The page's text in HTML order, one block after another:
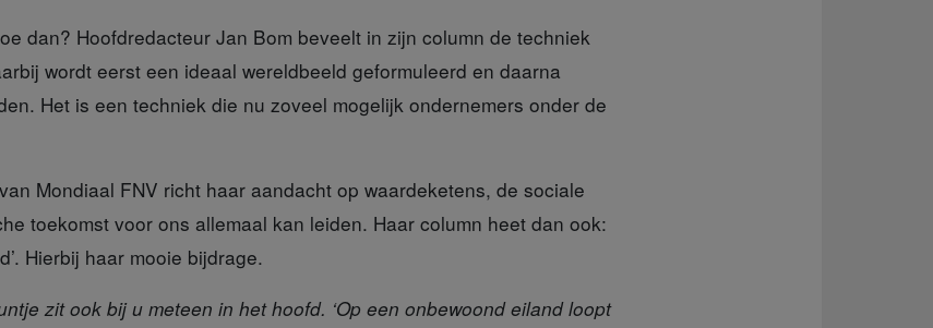
dan? Hoofdredacteur Jan Bom beveelt in zijn column de techniek
wordt eerst een ideaal wereldbeeld geformuleerd en daarna
Het is een techniek die nu zoveel mogelijk ondernemers onder de
van Mondiaal FNV richt haar aandacht op waardeketens, de sociale
toekomst voor ons allemaal kan leiden. Haar column heet dan ook:
Hierbij haar mooie bijdrage.
zit ook bij u meteen in het hoofd. ‘Op een onbewoond eiland loopt